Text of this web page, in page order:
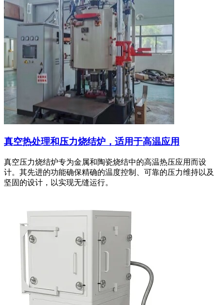
真空热处理和压力烧结炉，适用于高温应用
真空压力烧结炉专为金属和陶瓷烧结中的高温热压应用而设
计。其先进的功能确保精确的温度控制、可靠的压力维持以及
坚固的设计，以实现无缝运行。